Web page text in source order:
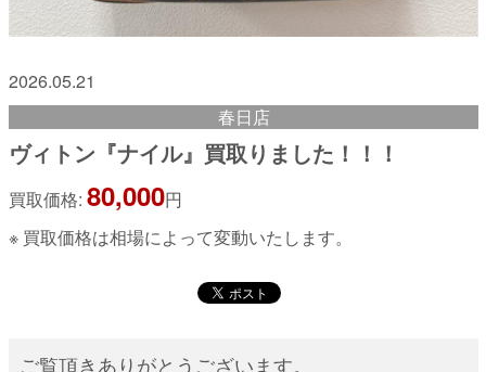
2026.05.21
春日店
ヴィトン『ナイル』買取りました！！！
買取価格: 80,000円
※ 買取価格は相場によって変動いたします。
ご覧頂きありがとうございます。